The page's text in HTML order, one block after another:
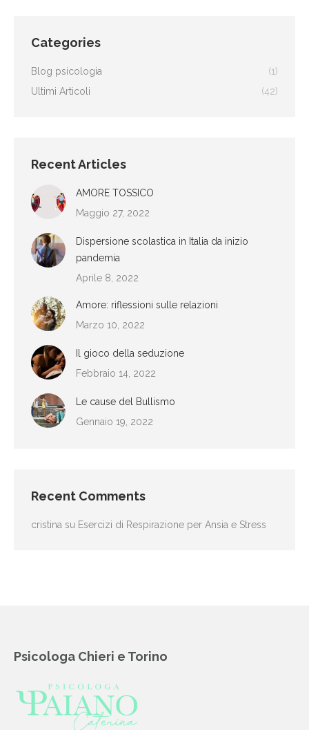
Categories
Blog psicologia
(1)
Ultimi Articoli
(42)
Recent Articles
AMORE TOSSICO
Maggio 27, 2022
Dispersione scolastica in Italia da inizio
pandemia
Aprile 8, 2022
Amore: riflessioni sulle relazioni
Marzo 10, 2022
Il gioco della seduzione
Febbraio 14, 2022
Le cause del Bullismo
Gennaio 19, 2022
Recent Comments
cristina su Esercizi di Respirazione per Ansia e Stress
Psicologa Chieri e Torino